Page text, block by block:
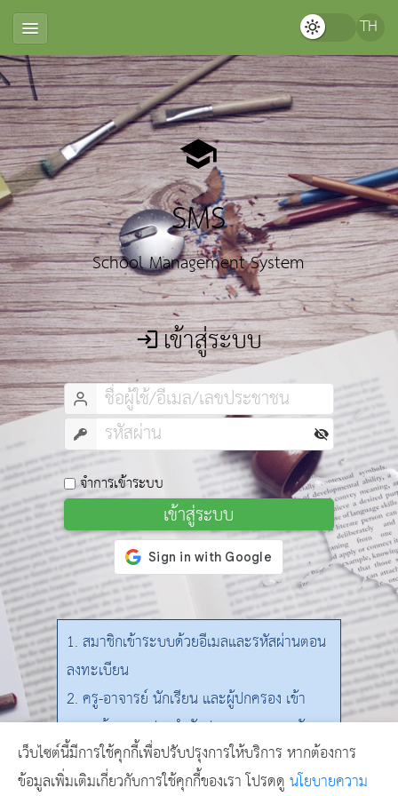
SMS
School Management System
เข้าสู่ระบบ
จำการเข้าระบบ
เข้าสู่ระบบ
1. สมาชิกเข้าระบบด้วยอีเมลและรหัสผ่านตอน
ลงทะเบียน
2. ครู-อาจารย์ นักเรียน และผู้ปกครอง เข้า
ระบบด้วย เลขประจำตัวประชาชน และรหัส
ผ่านเป็นวันเกิด (พ.ศ.)
3. ตัวอย่างวันเกิด 2520-01-31 (พ.ศ.-เดือน-
เว็บไซต์นี้มีการใช้คุกกี้เพื่อปรับปรุงการให้บริการ หากต้องการ
ข้อมูลเพิ่มเติมเกี่ยวกับการใช้คุกกี้ของเรา โปรดดูนโยบายความ